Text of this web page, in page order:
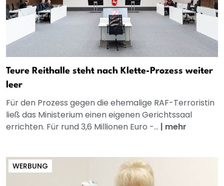
Teure Reithalle steht nach Klette-Prozess weiter
leer
Für den Prozess gegen die ehemalige RAF-Terroristin
ließ das Ministerium einen eigenen Gerichtssaal
errichten. Für rund 3,6 Millionen Euro -... | mehr
WERBUNG